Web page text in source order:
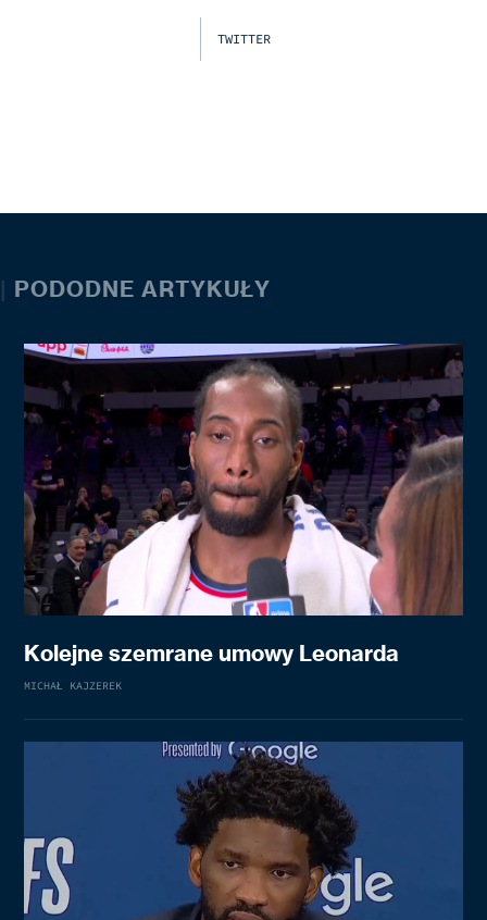
TWITTER
| PODODNE ARTYKUŁY
Kolejne szemrane umowy Leonarda
MICHAŁ KAJZEREK